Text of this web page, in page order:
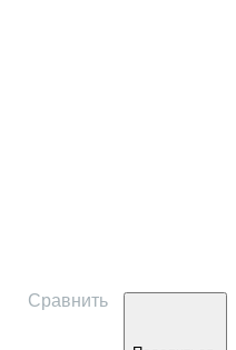
Сравнить